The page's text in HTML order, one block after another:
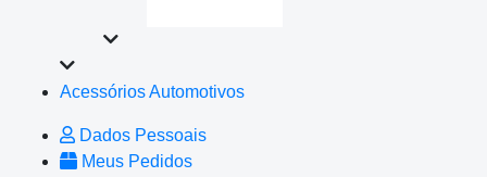
Acessórios Automotivos
Dados Pessoais
Meus Pedidos